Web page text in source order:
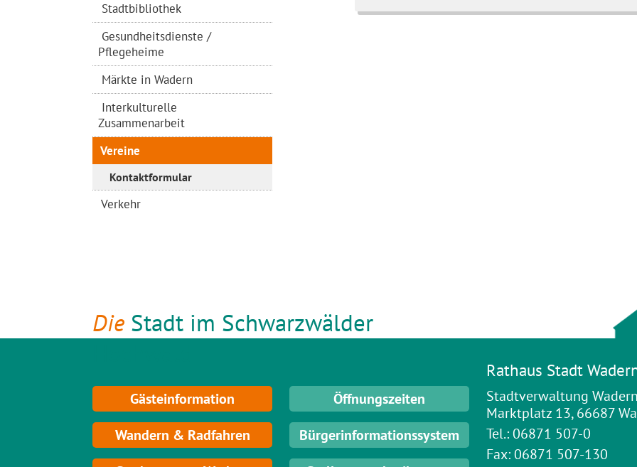
Stadtbibliothek
Gesundheitsdienste /
Pflegeheime
Märkte in Wadern
Interkulturelle
Zusammenarbeit
Vereine
Kontaktformular
Verkehr
Die Stadt im Schwarzwälder
Gästeinformation
Wandern & Radfahren
Öffnungszeiten
Bürgerinformationssystem
Rathaus Stadt
Stadtverwaltung Wadern
Marktplatz 13, 66687
Tel.: 06871 507-0
Fax: 06871 507-130